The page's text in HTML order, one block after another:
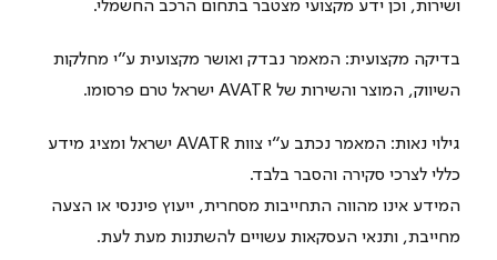
ושירות, וכן ידע מקצועי מצטבר בתחום הרכב החשמלי.
בדיקה מקצועית: המאמר נבדק ואושר מקצועית ע״י מחלקות
השיווק, המוצר והשירות של AVATR ישראל טרם פרסומו.
גילוי נאות: המאמר נכתב ע״י צוות AVATR ישראל ומציג מידע
כללי לצרכי סקירה והסבר בלבד.
המידע אינו מהווה התחייבות מסחרית, ייעוץ פיננסי או הצעה
מחייבת, ותנאי העסקאות עשויים להשתנות מעת לעת.